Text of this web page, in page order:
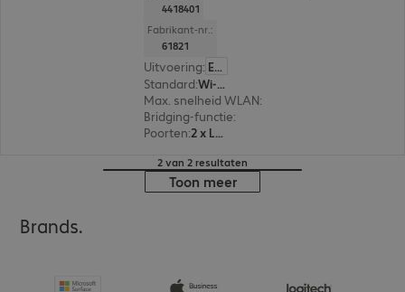
4418401
Fabrikant-nr.:
61821
Uitvoering: Europa
Standard:
Wi-Fi 6 (802.11ax)
Max. snelheid WLAN:
Bridging-functie:
Poorten: 2 x LAN
2 van 2 resultaten
Toon meer
Brands.